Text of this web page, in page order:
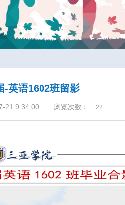
-英语1602班留影
21 9:34:00 浏览次数： 22